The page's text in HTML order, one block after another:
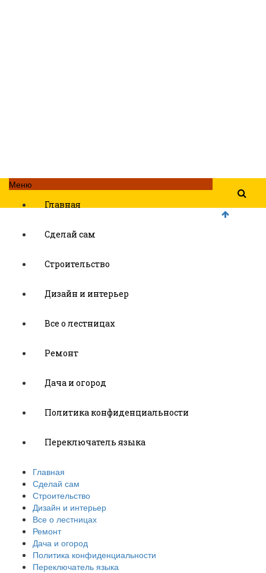
Меню
Главная
Сделай сам
Строительство
Дизайн и интерьер
Все о лестницах
Ремонт
Дача и огород
Политика конфиденциальности
Переключатель языка
Главная
Сделай сам
Строительство
Дизайн и интерьер
Все о лестницах
Ремонт
Дача и огород
Политика конфиденциальности
Переключатель языка